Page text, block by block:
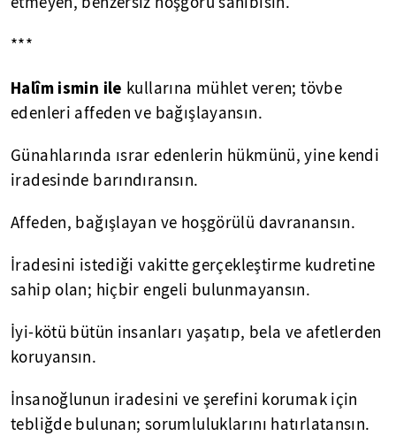
***
Halîm ismin ile kullarına mühlet veren; tövbe
edenleri affeden ve bağışlayansın.
Günahlarında ısrar edenlerin hükmünü, yine kendi
iradesinde barındıransın.
Affeden, bağışlayan ve hoşgörülü davranansın.
İradesini istediği vakitte gerçekleştirme kudretine
sahip olan; hiçbir engeli bulunmayansın.
İyi-kötü bütün insanları yaşatıp, bela ve afetlerden
koruyansın.
İnsanoğlunun iradesini ve şerefini korumak için
tebliğde bulunan; sorumluluklarını hatırlatansın.